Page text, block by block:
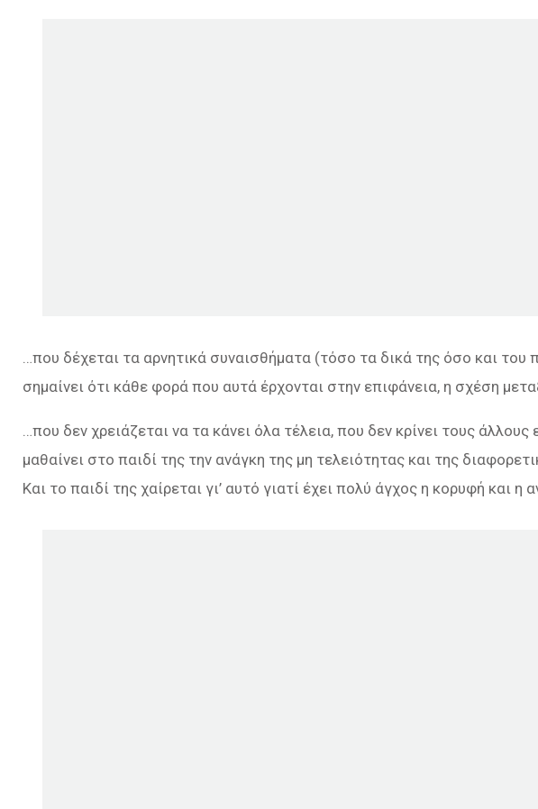
…που δέχεται τα αρνητικά συναισθήματα (τόσο τα δικά της όσο και του
σημαίνει ότι κάθε φορά που αυτά έρχονται στην επιφάνεια, η σχέση
…που δεν χρειάζεται να τα κάνει όλα τέλεια, που δεν κρίνει τους άλλους
μαθαίνει στο παιδί της την ανάγκη της μη τελειότητας και της
Και το παιδί της χαίρεται γι’ αυτό γιατί έχει πολύ άγχος η κορυφή και η